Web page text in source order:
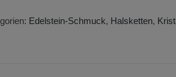
MengeEdelstein-Schmuck, Halsketten,